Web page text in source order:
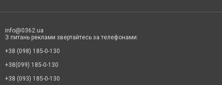
info@0362.ua
З питань реклами звертайтесь за телефонами:
+38 (098) 185-0-130
+38(099) 185-0-130
+38 (093) 185-0-130